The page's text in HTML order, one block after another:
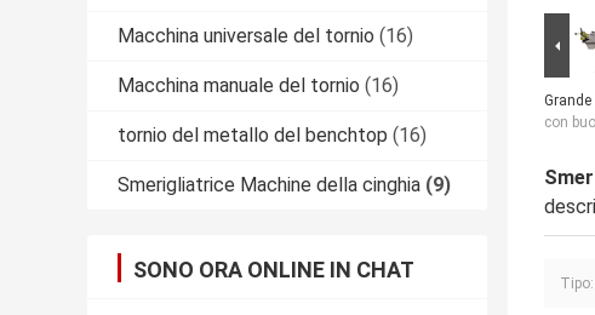
Macchina universale del tornio (16)
Macchina manuale del tornio (16)
tornio del metallo del benchtop (16)
Smerigliatrice Machine della cinghia (9)
SONO ORA ONLINE IN CHAT
con
Tipo: